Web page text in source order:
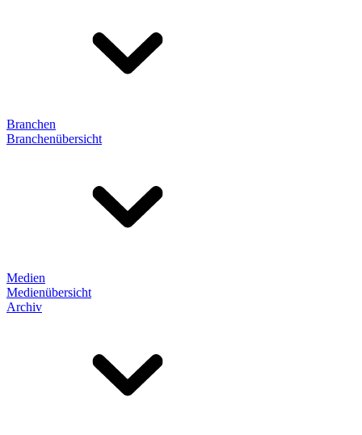
Branchen
Branchenübersicht
Medien
Medienübersicht
Archiv